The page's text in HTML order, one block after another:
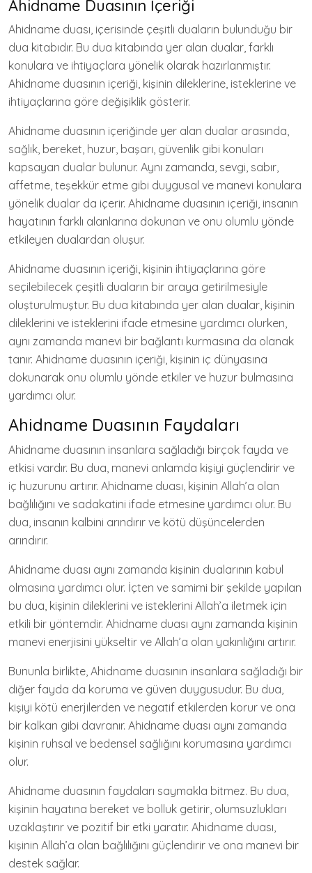
Ahidname Duasının İçeriği
Ahidname duası, içerisinde çeşitli duaların bulunduğu bir
dua kitabıdır. Bu dua kitabında yer alan dualar, farklı
konulara ve ihtiyaçlara yönelik olarak hazırlanmıştır.
Ahidname duasının içeriği, kişinin dileklerine, isteklerine ve
ihtiyaçlarına göre değişiklik gösterir.
Ahidname duasının içeriğinde yer alan dualar arasında,
sağlık, bereket, huzur, başarı, güvenlik gibi konuları
kapsayan dualar bulunur. Aynı zamanda, sevgi, sabır,
affetme, teşekkür etme gibi duygusal ve manevi konulara
yönelik dualar da içerir. Ahidname duasının içeriği, insanın
hayatının farklı alanlarına dokunan ve onu olumlu yönde
etkileyen dualardan oluşur.
Ahidname duasının içeriği, kişinin ihtiyaçlarına göre
seçilebilecek çeşitli duaların bir araya getirilmesiyle
oluşturulmuştur. Bu dua kitabında yer alan dualar, kişinin
dileklerini ve isteklerini ifade etmesine yardımcı olurken,
aynı zamanda manevi bir bağlantı kurmasına da olanak
tanır. Ahidname duasının içeriği, kişinin iç dünyasına
dokunarak onu olumlu yönde etkiler ve huzur bulmasına
yardımcı olur.
Ahidname Duasının Faydaları
Ahidname duasının insanlara sağladığı birçok fayda ve
etkisi vardır. Bu dua, manevi anlamda kişiyi güçlendirir ve
iç huzurunu artırır. Ahidname duası, kişinin Allah’a olan
bağlılığını ve sadakatini ifade etmesine yardımcı olur. Bu
dua, insanın kalbini arındırır ve kötü düşüncelerden
arındırır.
Ahidname duası aynı zamanda kişinin dualarının kabul
olmasına yardımcı olur. İçten ve samimi bir şekilde yapılan
bu dua, kişinin dileklerini ve isteklerini Allah’a iletmek için
etkili bir yöntemdir. Ahidname duası aynı zamanda kişinin
manevi enerjisini yükseltir ve Allah’a olan yakınlığını artırır.
Bununla birlikte, Ahidname duasının insanlara sağladığı bir
diğer fayda da koruma ve güven duygusudur. Bu dua,
kişiyi kötü enerjilerden ve negatif etkilerden korur ve ona
bir kalkan gibi davranır. Ahidname duası aynı zamanda
kişinin ruhsal ve bedensel sağlığını korumasına yardımcı
olur.
Ahidname duasının faydaları saymakla bitmez. Bu dua,
kişinin hayatına bereket ve bolluk getirir, olumsuzlukları
uzaklaştırır ve pozitif bir etki yaratır. Ahidname duası,
kişinin Allah’a olan bağlılığını güçlendirir ve ona manevi bir
destek sağlar.